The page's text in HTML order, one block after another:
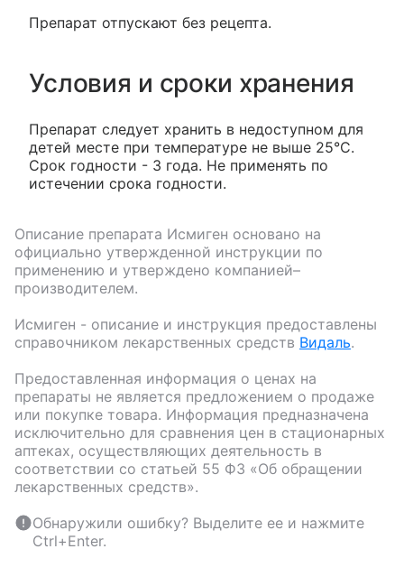
Препарат отпускают без рецепта.
Условия и сроки хранения
Препарат следует хранить в недоступном для
детей месте при температуре не выше 25°С.
Срок годности - 3 года. Не применять по
истечении срока годности.
Описание препарата Исмиген основано на
официально утвержденной инструкции по
применению и утверждено компанией–
производителем.
Исмиген - описание и инструкция предоставлены
справочником лекарственных средств Видаль.
Предоставленная информация о ценах на
препараты не является предложением о продаже
или покупке товара. Информация предназначена
исключительно для сравнения цен в стационарных
аптеках, осуществляющих деятельность в
соответствии со статьей 55 ФЗ «Об обращении
лекарственных средств».
Обнаружили ошибку? Выделите ее и нажмите
Ctrl+Enter.